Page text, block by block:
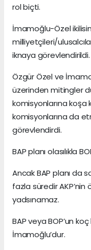
rol biçti.
İmamoğlu-Özel
milliyetçileri/
iknaya görevlendirildi.
Özgür Özel ve
üzerinden mitingler
komisyonlarına koşa
komisyonlarına da
görevlendirdi.
BAP planı olasılıkla
Ancak BAP planı da
fazla süredir AKP’nin
yadsınamaz.
BAP veya BOP’un
İmamoğlu’dur.